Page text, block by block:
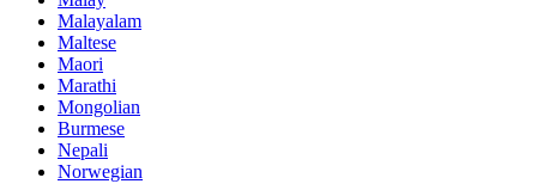
Malayalam
Maltese
Maori
Marathi
Mongolian
Burmese
Nepali
Norwegian